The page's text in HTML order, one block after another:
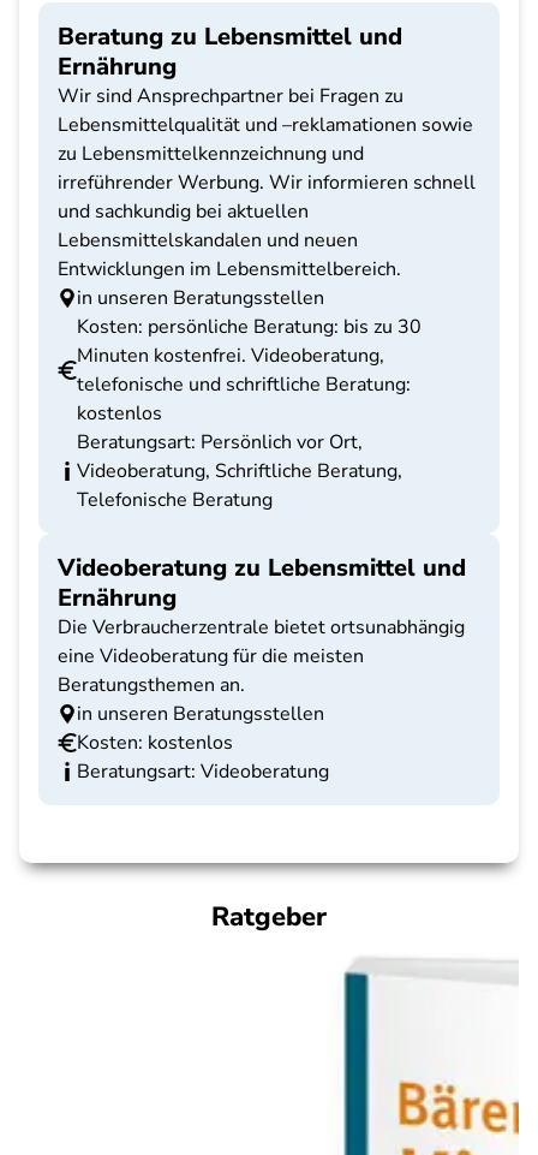
Beratung zu Lebensmittel und
Ernährung
Wir sind Ansprechpartner bei Fragen zu
Lebensmittelqualität und –reklamationen sowie
zu Lebensmittelkennzeichnung und
irreführender Werbung. Wir informieren schnell
und sachkundig bei aktuellen
Lebensmittelskandalen und neuen
Entwicklungen im Lebensmittelbereich.
in unseren Beratungsstellen
Kosten: persönliche Beratung: bis zu 30
Minuten kostenfrei. Videoberatung,
telefonische und schriftliche Beratung:
kostenlos
Beratungsart: Persönlich vor Ort,
Videoberatung, Schriftliche Beratung,
Telefonische Beratung
Videoberatung zu Lebensmittel und
Ernährung
Die Verbraucherzentrale bietet ortsunabhängig
eine Videoberatung für die meisten
Beratungsthemen an.
in unseren Beratungsstellen
Kosten: kostenlos
Beratungsart: Videoberatung
Ratgeber